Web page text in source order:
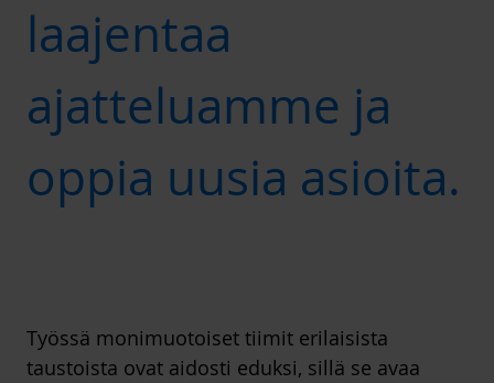
laajentaa
ajatteluamme ja
oppia uusia asioita.
Työssä monimuotoiset tiimit erilaisista
taustoista ovat aidosti eduksi, sillä se avaa